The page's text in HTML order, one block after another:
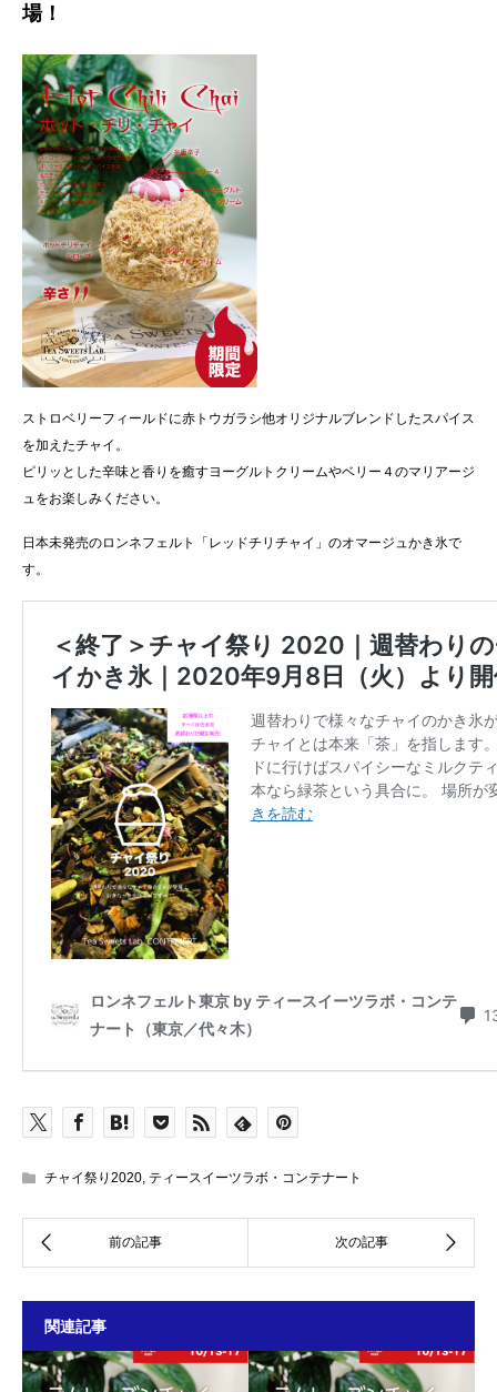
場！
ストロベリーフィールドに赤トウガラシ他オリジナルブレンドしたスパイス
を加えたチャイ。
ピリッとした辛味と香りを癒すヨーグルトクリームやベリー４のマリアージ
ュをお楽しみください。
日本未発売のロンネフェルト「レッドチリチャイ」のオマージュかき氷で
す。
チャイ祭り2020 ティースイーツラボ・コンテナート
関連記事